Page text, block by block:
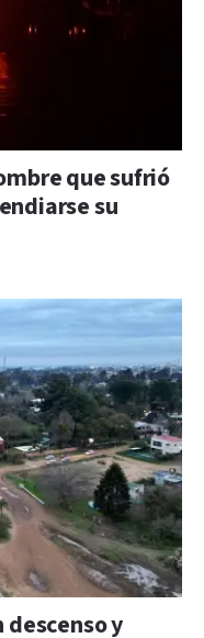
que sufrió
su
descenso y